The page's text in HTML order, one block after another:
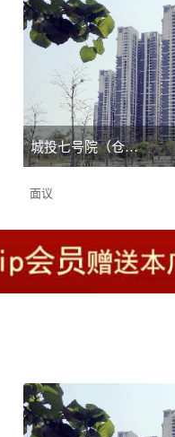
城投七号院（仓颉湾）
面议